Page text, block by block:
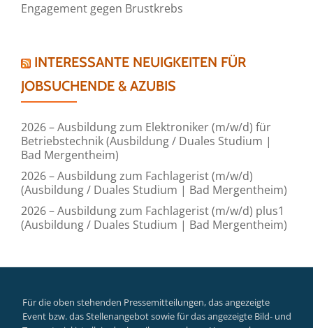
Engagement gegen Brustkrebs
INTERESSANTE NEUIGKEITEN FÜR
JOBSUCHENDE & AZUBIS
2026 – Ausbildung zum Elektroniker (m/w/d) für
Betriebstechnik (Ausbildung / Duales Studium |
Bad Mergentheim)
2026 – Ausbildung zum Fachlagerist (m/w/d)
(Ausbildung / Duales Studium | Bad Mergentheim)
2026 – Ausbildung zum Fachlagerist (m/w/d) plus1
(Ausbildung / Duales Studium | Bad Mergentheim)
Für die oben stehenden Pressemitteilungen, das angezeigte
Event bzw. das Stellenangebot sowie für das angezeigte Bild- und